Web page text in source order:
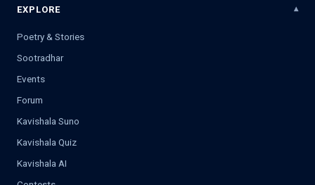
EXPLORE
Poetry & Stories
Sootradhar
Events
Forum
Kavishala Suno
Kavishala Quiz
Kavishala AI